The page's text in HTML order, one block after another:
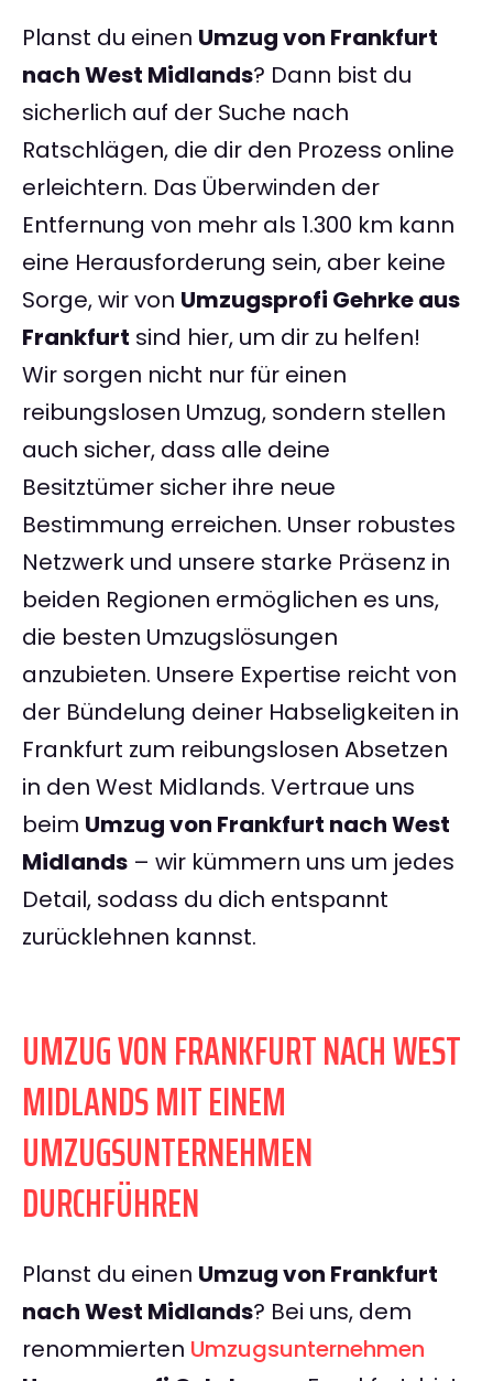
Planst du einen Umzug von Frankfurt
nach West Midlands? Dann bist du
sicherlich auf der Suche nach
Ratschlägen, die dir den Prozess online
erleichtern. Das Überwinden der
Entfernung von mehr als 1.300 km kann
eine Herausforderung sein, aber keine
Sorge, wir von Umzugsprofi Gehrke aus
Frankfurt sind hier, um dir zu helfen!
Wir sorgen nicht nur für einen
reibungslosen Umzug, sondern stellen
auch sicher, dass alle deine
Besitztümer sicher ihre neue
Bestimmung erreichen. Unser robustes
Netzwerk und unsere starke Präsenz in
beiden Regionen ermöglichen es uns,
die besten Umzugslösungen
anzubieten. Unsere Expertise reicht von
der Bündelung deiner Habseligkeiten in
Frankfurt zum reibungslosen Absetzen
in den West Midlands. Vertraue uns
beim Umzug von Frankfurt nach West
Midlands – wir kümmern uns um jedes
Detail, sodass du dich entspannt
zurücklehnen kannst.
UMZUG VON FRANKFURT NACH WEST
MIDLANDS MIT EINEM
UMZUGSUNTERNEHMEN
DURCHFÜHREN
Planst du einen Umzug von Frankfurt
nach West Midlands? Bei uns, dem
renommierten Umzugsunternehmen